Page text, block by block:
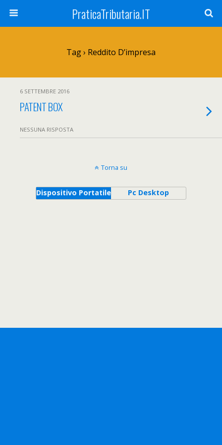
PraticaTributaria.IT
Tag › Reddito D’impresa
6 SETTEMBRE 2016
PATENT BOX
NESSUNA RISPOSTA
Torna su
Dispositivo Portatile Pc Desktop